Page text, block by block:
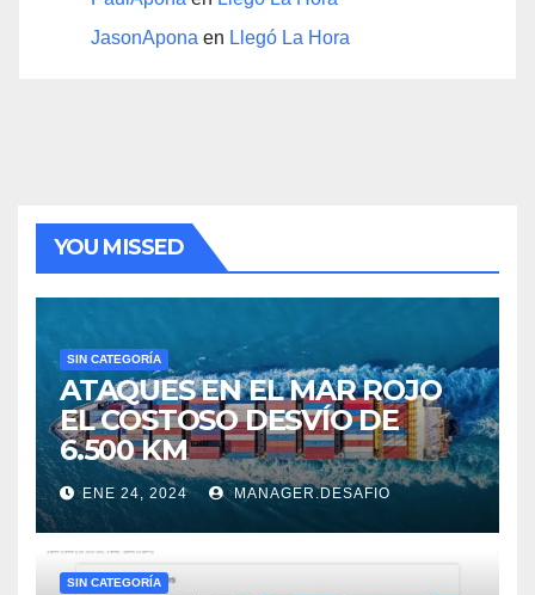
JasonApona en Llegó La Hora
YOU MISSED
SIN CATEGORÍA
ATAQUES EN EL MAR ROJO
EL COSTOSO DESVÍO DE
6.500 KM
ENE 24, 2024 MANAGER.DESAFIO
SIN CATEGORÍA